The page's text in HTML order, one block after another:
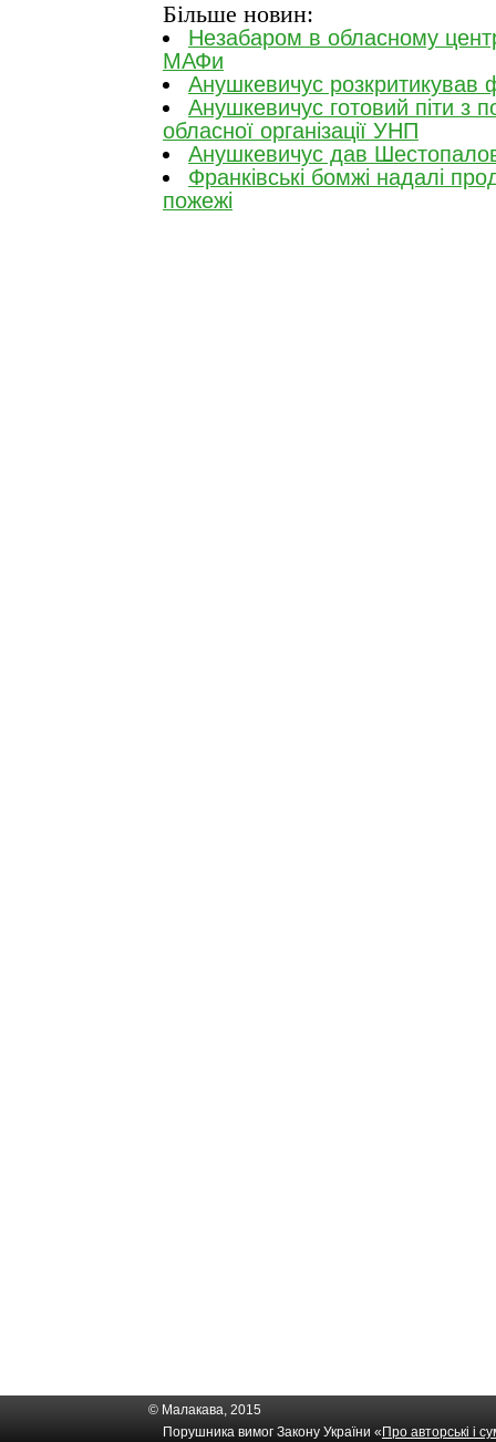
Більше новин:
Незабаром в обласному
МАФи
Анушкевичус розкритикував
Анушкевичус готовий піти з
обласної організації УНП
Анушкевичус дав
Франківські бомжі надалі
пожежі
© Малакава, 2015
Порушника вимог Закону України « Про авторські і